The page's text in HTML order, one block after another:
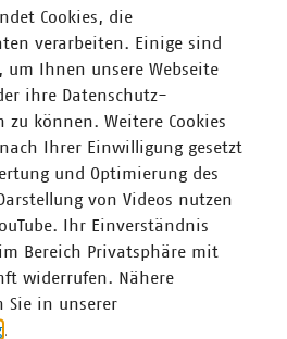
Cookies, die
verarbeiten. Einige sind
Ihnen unsere Webseite
ihre Datenschutz-
zu können. Weitere Cookies
Ihrer Einwilligung gesetzt
und Optimierung des
von Videos nutzen
Ihr Einverständnis
Bereich Privatsphäre mit
widerrufen. Nähere
in unserer